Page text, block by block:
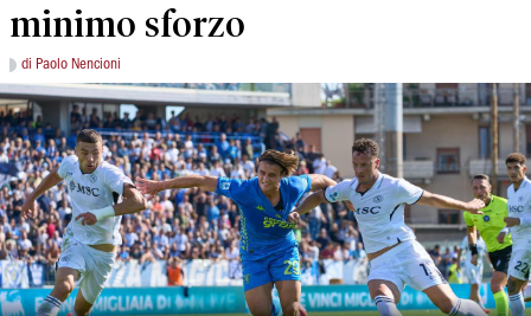
minimo sforzo
di Paolo Nencioni